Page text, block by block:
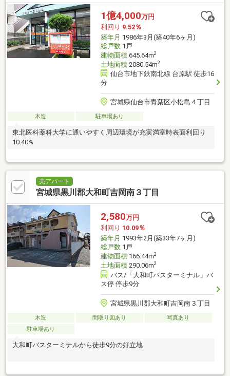
1億4,000万円
利回り 9.52％
築年月 1986年3月(築40年6ヶ月)
総戸数1戸
建物面積645.64m2
土地面積2080.54m2
仙台市地下鉄南北線 台原駅 徒歩16
分
宮城県仙台市青葉区小松島４丁目
木造 駐車場あり
東北医科薬科大学に通いやすく周辺環境が充実満室時表面利回り
10.40%
売アパート
宮城県黒川郡大和町吉岡南３丁目
2,580万円
利回り 10.09％
築年月 1993年2月(築33年7ヶ月)
総戸数1戸
建物面積166.44m2
土地面積290.06m2
バス/「大和町バスターミナル」バ
ス停 停歩9分
宮城県黒川郡大和町吉岡南３丁目
木造 間取り図あり
写真あり
駐車場あり
大和町バスターミナルから徒歩9分の好立地